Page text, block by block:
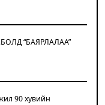
“БАЯРЛАЛАА”
90 хувийн